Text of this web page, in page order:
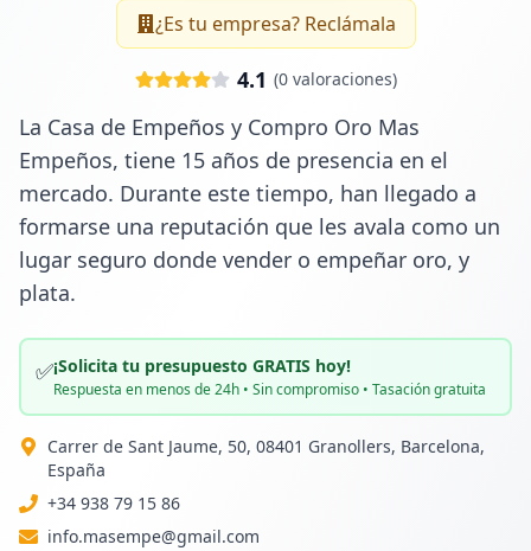
¿Es tu empresa? Reclámala
4.1 (0valoraciones)
La Casa de Empeños y Compro Oro Mas
Empeños, tiene 15 años de presencia en el
mercado. Durante este tiempo, han llegado a
formarse una reputación que les avala como un
lugar seguro donde vender o empeñar oro, y
plata.
✅¡Solicita tu presupuesto GRATIS hoy!
Respuesta en menos de 24h • Sin compromiso • Tasación gratuita
Carrer de Sant Jaume, 50, 08401 Granollers, Barcelona,
España
+34 938 79 15 86
info.masempe@gmail.com